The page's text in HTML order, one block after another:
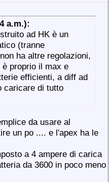
a.m.):
ad HK è un
(tranne
ha altre regolazioni,
proprio il max e
efficienti, a diff ad
caricare di tutto
da usare al
un po .... e l'apex ha le
a 4 ampere di carica
da 3600 in poco meno